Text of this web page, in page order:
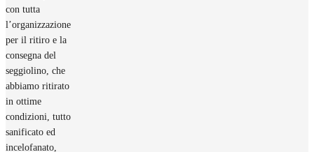
con tutta
l’organizzazione
per il ritiro e la
consegna del
seggiolino, che
abbiamo ritirato
in ottime
condizioni, tutto
sanificato ed
incelofanato,